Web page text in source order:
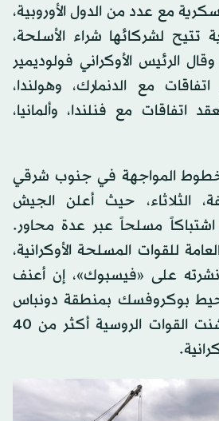
مع عدد من الدول الأوروبية،
تتيح لشركائها شراء الأسلحة،
وقال الرئيس الأوكراني فولوديمير
مع الدنمارك، وهولندا،
اتفاقات مع فنلندا، وألمانيا،
خطوط المواجهة في جنوب شرقي
الثلاثاء، حيث أعلن الجيش
الأوكراني وقوع 219 اشتباكاً مسلحاً عبر عدة محاور.
للقوات المسلحة الأوكرانية،
على «فيسبوك»، إن أعنف
بوكروفسك بمنطقة دونباس
شرقي البلاد، حيث شنت القوات الروسية أكثر من 40